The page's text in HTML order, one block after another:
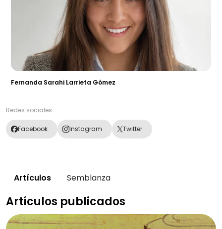
Fernanda Sarahi Larrieta Gómez
Redes sociales
Facebook Instagram Twitter
Artículos Semblanza
Artículos publicados